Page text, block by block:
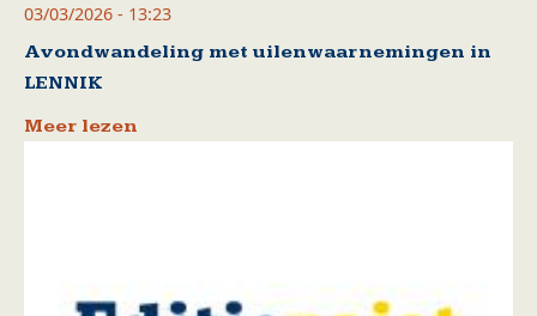
03/03/2026 - 13:23
Avondwandeling met uilenwaarnemingen in
LENNIK
Meer lezen